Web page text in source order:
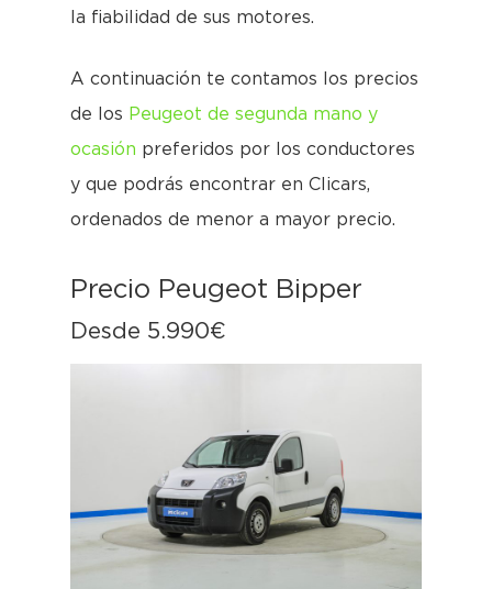
la fiabilidad de sus motores.
A continuación te contamos los precios
de los Peugeot de segunda mano y
ocasión preferidos por los conductores
y que podrás encontrar en Clicars,
ordenados de menor a mayor precio.
Precio Peugeot Bipper
Desde 5.990€